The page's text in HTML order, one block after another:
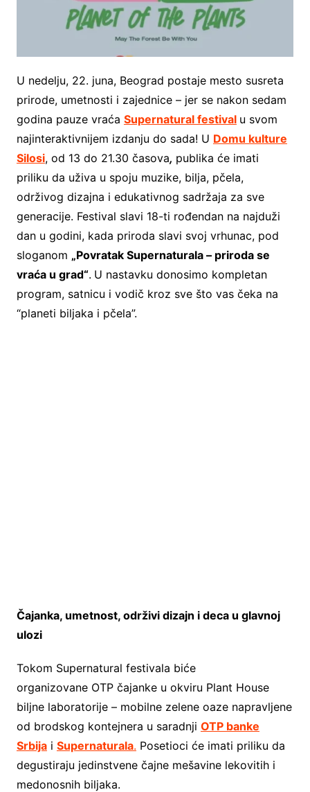
U nedelju, 22. juna, Beograd postaje mesto susreta
prirode, umetnosti i zajednice – jer se nakon sedam
godina pauze vraća Supernatural festival u svom
najinteraktivnijem izdanju do sada! U Domu kulture
Silosi, od 13 do 21.30 časova, publika će imati
priliku da uživa u spoju muzike, bilja, pčela,
održivog dizajna i edukativnog sadržaja za sve
generacije. Festival slavi 18-ti rođendan na najduži
dan u godini, kada priroda slavi svoj vrhunac, pod
sloganom „Povratak Supernaturala – priroda se
vraća u grad“. U nastavku donosimo kompletan
program, satnicu i vodič kroz sve što vas čeka na
“planeti biljaka i pčela”.
Čajanka, umetnost, održivi dizajn i deca u glavnoj
ulozi
Tokom Supernatural festivala biće
organizovane OTP čajanke u okviru Plant House
biljne laboratorije – mobilne zelene oaze napravljene
od brodskog kontejnera u saradnji OTP banke
Srbijai Supernaturala. Posetioci će imati priliku da
degustiraju jedinstvene čajne mešavine lekovitih i
medonosnih biljaka.